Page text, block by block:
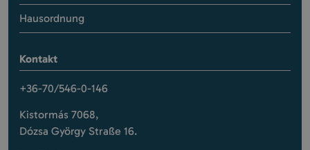
Hausordnung
Kontakt
+36-70/546-0-146
Kistormás 7068,
Dózsa György Straße 16.